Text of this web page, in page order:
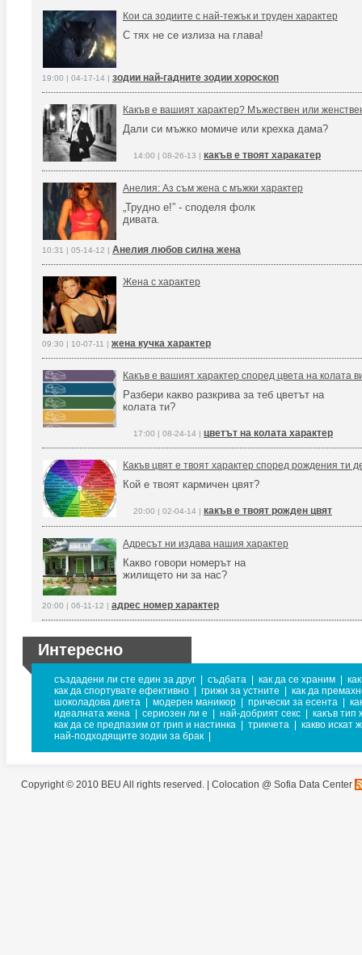
Кои са зодиите с най-тежък и труден характер
С тях не се излиза на глава!
19:00 | 04-17-14 | зодии най-гадните зодии хороскоп
Какъв е вашият характер? Мъжествен или
Дали си мъжко момиче или крехка дама?
14:00 | 08-26-13 | какъв е твоят харакатер
Анелия: Аз съм жена с мъжки характер
„Трудно е!” - споделя фолк
дивата.
10:31 | 05-14-12 | Анелия любов силна жена
Жена с характер
09:30 | 10-07-11 | жена кучка характер
Какъв е вашият характер според цвета на колата
Разбери какво разкрива за теб цветът на
колата ти?
17:00 | 08-24-14 | цветът на колата характер
Какъв цвят е твоят характер според рождения ти
Кой е твоят кармичен цвят?
20:00 | 02-04-14 | какъв е твоят рожден цвят
Адресът ни издава нашия характер
Какво говори номерът на
жилището ни за нас?
20:00 | 06-11-12 | адрес номер характер
Интересно
създадени ли сте един за друг съдбата как да се храним
как да спортувате ефективно
грижи за устните
как да
шоколадова диета
модерен маникюр прически за есента
идеалната жена
сериозен ли е най-добрият секс
какъв тип
как да се предпазим от грип и настинка
трикчета
какво искат
най-подходящите зодии за брак
Copyright © 2010 BEU All rights reserved. | Colocation @ Sofia Data Center